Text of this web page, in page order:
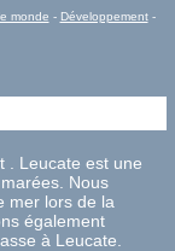
monde - Développement-
. Leucate est une
Nous
mer lors de la
également
à Leucate.